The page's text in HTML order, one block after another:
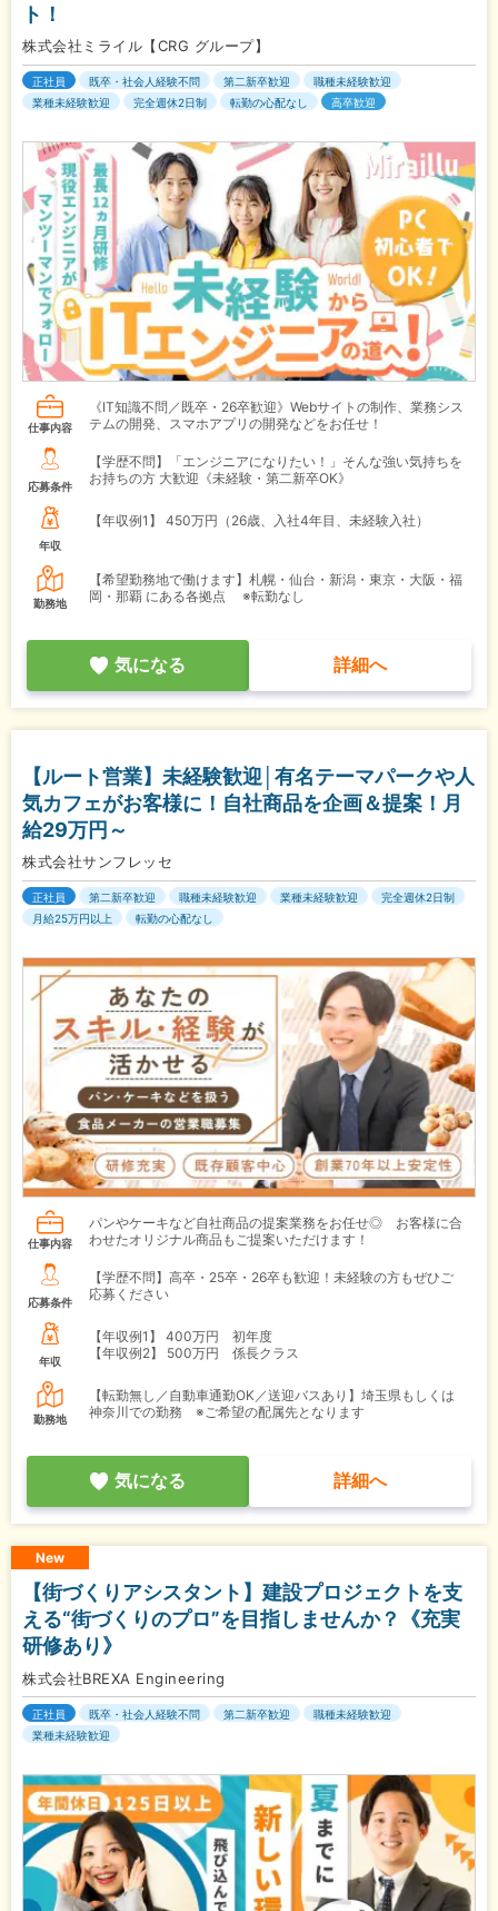
ト！
株式会社ミライル【CRG グループ】
正社員 既卒・社会人経験不問 第二新卒歓迎
職種未経験歓迎
業種未経験歓迎
完全週休2日制 転勤の心配なし 高卒歓迎
仕事内容
《IT知識不問／既卒・26卒歓迎》Webサイトの制作、業務シス
テムの開発、スマホアプリの開発などをお任せ！
応募条件
【学歴不問】「エンジニアになりたい！」そんな強い気持ちを
お持ちの方 大歓迎《未経験・第二新卒OK》
年収
【年収例1】 450万円（26歳、入社4年目、未経験入社）
勤務地
【希望勤務地で働けます】札幌・仙台・新潟・東京・大阪・福
岡・那覇 にある各拠点 ※転勤なし
気になる 詳細へ
【ルート営業】未経験歓迎│有名テーマパークや人
気カフェがお客様に！自社商品を企画＆提案！月
給29万円～
株式会社サンフレッセ
正社員 第二新卒歓迎 職種未経験歓迎 業種未経験歓迎
完全週休2日制
月給25万円以上
転勤の心配なし
仕事内容
パンやケーキなど自社商品の提案業務をお任せ◎ お客様に合
わせたオリジナル商品もご提案いただけます！
応募条件
【学歴不問】高卒・25卒・26卒も歓迎！未経験の方もぜひご
応募ください
年収
【年収例1】
400万円 初年度
【年収例2】
500万円 係長クラス
勤務地
【転勤無し／自動車通勤OK／送迎バスあり】埼玉県もしくは
神奈川での勤務 ※ご希望の配属先となります
気になる 詳細へ
New
【街づくりアシスタント】建設プロジェクトを支
える“街づくりのプロ”を目指しませんか？《充実
研修あり》
株式会社BREXA Engineering
正社員 既卒・社会人経験不問 第二新卒歓迎
職種未経験歓迎
業種未経験歓迎